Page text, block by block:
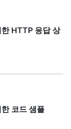
HTTP 응답 상
코드 샘플